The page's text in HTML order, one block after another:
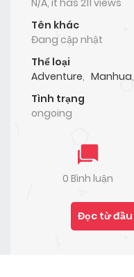
Tên khác
Đang cập nhật
Thể loại
Adventure, Manhua,
Tình trạng
ongoing
0 Bình luận
Đọc từ đầu